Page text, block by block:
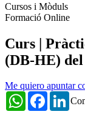
Cursos i Mòduls
Formació Online
Curs |
(DB-HE)
Me quiero apuntar
WhatsAppFacebook